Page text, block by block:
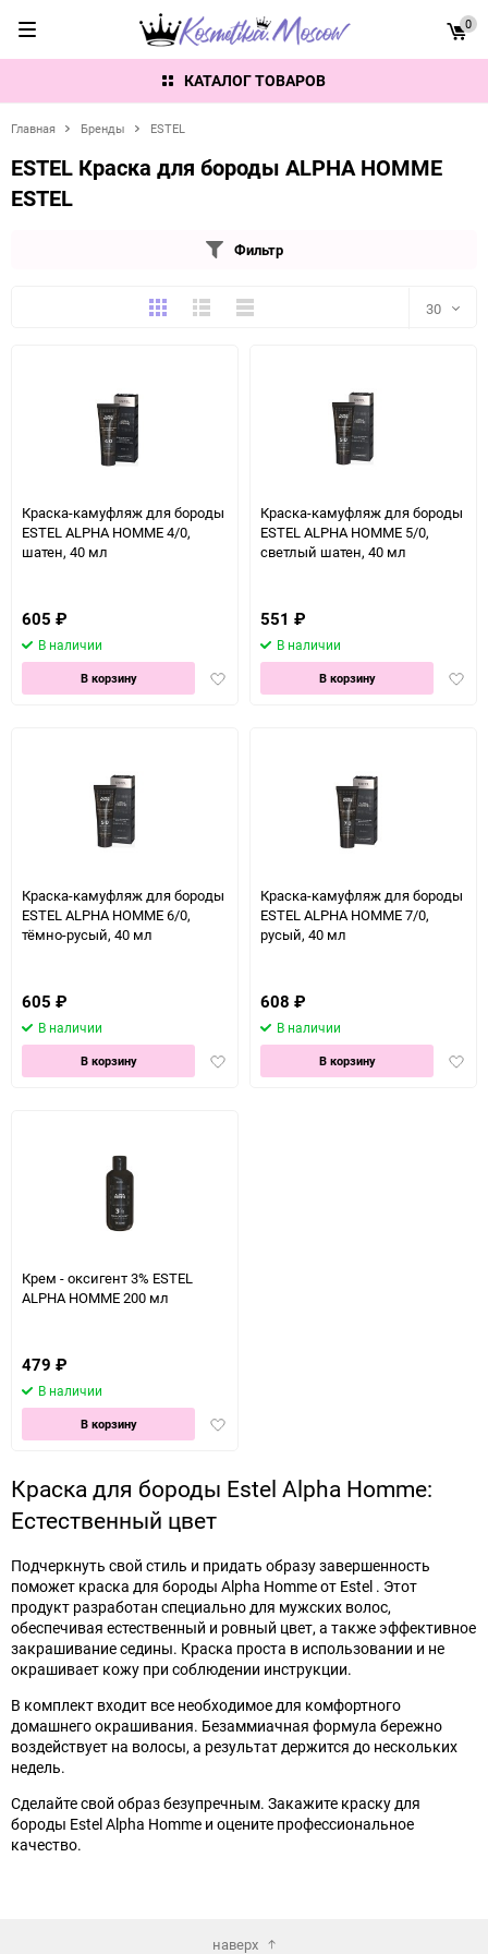
КАТАЛОГ ТОВАРОВ
0
Главная Бренды ESTEL
ESTEL Краска для бороды ALPHA HOMME
ESTEL
Фильтр
ПлиткаПодробноКомпактно 30
Краска-камуфляж для бороды
ESTEL ALPHA HOMME 4/0,
шатен, 40 мл
605 ₽
В наличии
Добавить
В корзину
Краска-камуфляж для бороды
ESTEL ALPHA HOMME 5/0,
светлый шатен, 40 мл
551 ₽
В наличии
В корзину
Краска-камуфляж для бороды
ESTEL ALPHA HOMME 6/0,
тёмно-русый, 40 мл
605 ₽
В наличии
Добавить
В корзину
Краска-камуфляж для бороды
ESTEL ALPHA HOMME 7/0,
русый, 40 мл
608 ₽
В наличии
В корзину
Крем - оксигент 3% ESTEL
ALPHA HOMME 200 мл
479 ₽
В наличии
Добавить
В корзину
Краска для бороды Estel Alpha Homme:
Естественный цвет
Подчеркнуть свой стиль и придать образу завершенность
поможет краска для бороды Alpha Homme от Estel . Этот
продукт разработан специально для мужских волос,
обеспечивая естественный и ровный цвет, а также эффективное
закрашивание седины. Краска проста в использовании и не
окрашивает кожу при соблюдении инструкции.
В комплект входит все необходимое для комфортного
домашнего окрашивания. Безаммиачная формула бережно
воздействует на волосы, а результат держится до нескольких
недель.
Сделайте свой образ безупречным. Закажите краску для
бороды Estel Alpha Homme и оцените профессиональное
качество.
наверх